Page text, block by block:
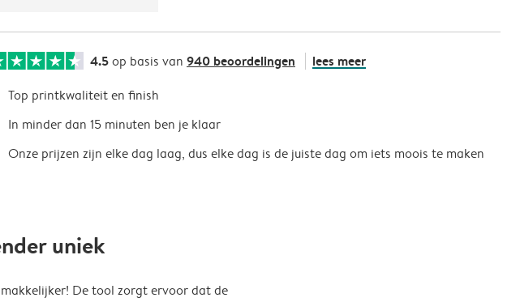
4.5op basis van 940 beoordelingen lees meer
Top printkwaliteit en finish
In minder dan 15 minuten ben je klaar
Onze prijzen zijn elke dag laag, dus elke dag is de juiste dag om iets moois te maken
uniek
De tool zorgt ervoor dat de